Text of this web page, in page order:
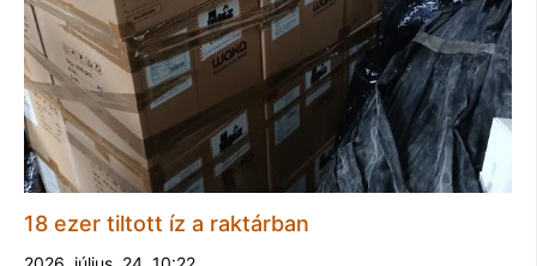
18 ezer tiltott íz a raktárban